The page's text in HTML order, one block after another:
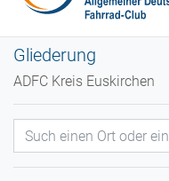
Gliederung
ADFC Kreis Euskirchen